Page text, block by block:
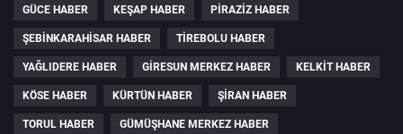
GÜCE HABER KEŞAP HABER PIRAZIZ HABER
ŞEBINKARAHISAR HABER TIREBOLU HABER
YAĞLIDERE HABER GIRESUN MERKEZ HABER KELKIT HABER
KÖSE HABER KÜRTÜN HABER ŞIRAN HABER
TORUL HABER GÜMÜŞHANE MERKEZ HABER